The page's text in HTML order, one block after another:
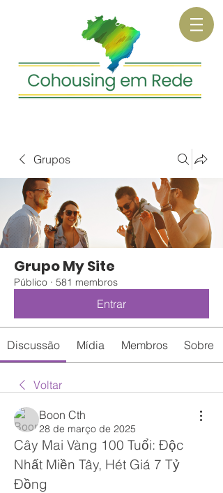
Grupos
Grupo My Site
Público · 581 membros
Entrar
Discussão Mídia Membros Sobre
Voltar
Boon Cth
28 de março de 2025
Cây Mai Vàng 100 Tuổi: Độc
Nhất Miền Tây, Hét Giá 7 Tỷ
Đồng